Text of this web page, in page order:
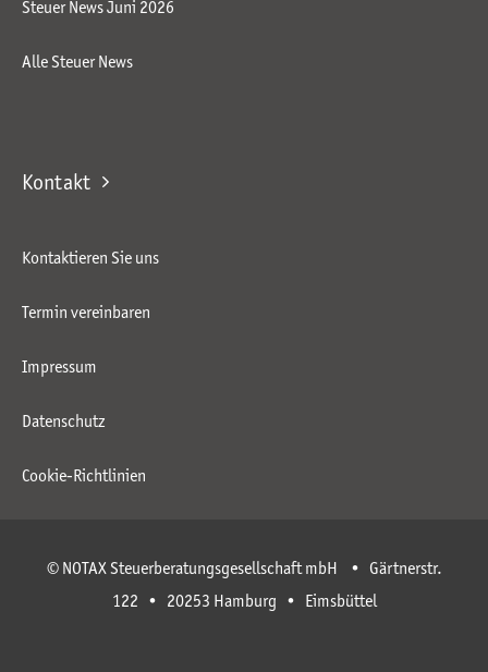
Steuer News Juni 2026
Alle Steuer News
Kontakt
Kontaktieren Sie uns
Termin vereinbaren
Impressum
Datenschutz
Cookie-Richtlinien
© NOTAX Steuerberatungsgesellschaft mbH • Gärtnerstr.
122 • 20253 Hamburg • Eimsbüttel